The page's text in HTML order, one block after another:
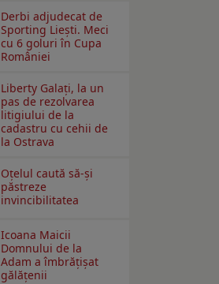
Derbi adjudecat de
Sporting Liești. Meci
cu 6 goluri în Cupa
României
Liberty Galați, la un
pas de rezolvarea
litigiului de la
cadastru cu cehii de
la Ostrava
Oțelul caută să-și
păstreze
invincibilitatea
Icoana Maicii
Domnului de la
Adam a îmbrățișat
gălățenii